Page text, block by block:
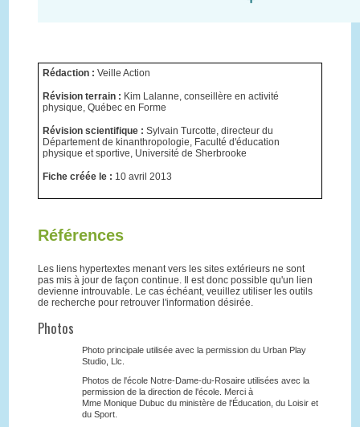
Rédaction : Veille Action
Révision terrain : Kim Lalanne, conseillère en activité
physique, Québec en Forme
Révision scientifique : Sylvain Turcotte, directeur du
Département de kinanthropologie, Faculté d'éducation
physique et sportive, Université de Sherbrooke
Fiche créée le : 10 avril 2013
Références
Les liens hypertextes menant vers les sites extérieurs ne sont
pas mis à jour de façon continue. Il est donc possible qu'un lien
devienne introuvable. Le cas échéant, veuillez utiliser les outils
de recherche pour retrouver l'information désirée.
Photos
Photo principale utilisée avec la permission du Urban Play
Studio, Llc.
Photos de l'école Notre-Dame-du-Rosaire utilisées avec la
permission de la direction de l'école. Merci à
Mme Monique Dubuc du ministère de l'Éducation, du Loisir et
du Sport.